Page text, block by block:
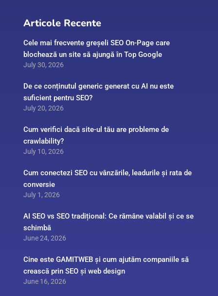
Articole Recente
Cele mai frecvente greșeli SEO On-Page care
blochează un site să ajungă în Top Google
July 30, 2026
De ce conținutul generic generat cu AI nu este
suficient pentru SEO?
July 20, 2026
Cum verifici dacă site-ul tău are probleme de
crawlability?
July 10, 2026
Cum conectezi SEO cu vânzările, leadurile și rata de
conversie
July 1, 2026
AI SEO vs SEO tradițional: Ce rămâne valabil și ce se
schimbă
June 24, 2026
Cine este GAMITWEB și cum ajutăm companiile să
crească prin SEO și web design
June 16, 2026